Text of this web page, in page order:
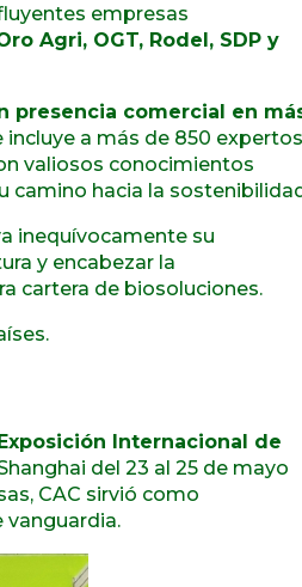
empresas
Agri, OGT, Rodel, SDP y
presencia comercial en
a más de 850 expertos
valiosos conocimientos
camino hacia la
inequívocamente su
y encabezar la
cartera de biosoluciones.
Internacional de
del 23 al 25 de mayo
CAC sirvió como
vanguardia.